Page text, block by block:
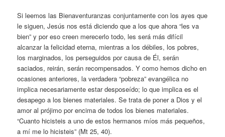
Si leemos las Bienaventuranzas conjuntamente con los ayes que
le siguen, Jesús nos está diciendo que a los que ahora “les va
bien” y por eso creen merecerlo todo, les será más difícil
alcanzar la felicidad eterna, mientras a los débiles, los pobres,
los marginados, los perseguidos por causa de Él, serán
saciados, reirán, serán recompensados. Y como hemos dicho en
ocasiones anteriores, la verdadera “pobreza” evangélica no
implica necesariamente estar desposeído; lo que implica es el
desapego a los bienes materiales. Se trata de poner a Dios y el
amor al prójimo por encima de todos los bienes materiales.
“Cuanto hicisteis a uno de estos hermanos míos más pequeños,
a mí me lo hicisteis” (Mt 25, 40).